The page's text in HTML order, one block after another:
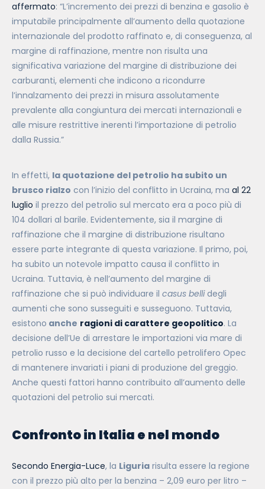
affermato: “L’incremento dei prezzi di benzina e gasolio è
imputabile principalmente all’aumento della quotazione
internazionale del prodotto raffinato e, di conseguenza, al
margine di raffinazione, mentre non risulta una
significativa variazione del margine di distribuzione dei
carburanti, elementi che indicono a ricondurre
l’innalzamento dei prezzi in misura assolutamente
prevalente alla congiuntura dei mercati internazionali e
alle misure restrittive inerenti l’importazione di petrolio
dalla Russia.”
In effetti, la quotazione del petrolio ha subito un
brusco rialzo con l’inizio del conflitto in Ucraina, ma al 22
luglio il prezzo del petrolio sul mercato era a poco più di
104 dollari al barile. Evidentemente, sia il margine di
raffinazione che il margine di distribuzione risultano
essere parte integrante di questa variazione. Il primo, poi,
ha subito un notevole impatto causa il conflitto in
Ucraina. Tuttavia, è nell’aumento del margine di
raffinazione che si può individuare il casus bellidegli
aumenti che sono susseguiti e susseguono. Tuttavia,
esistono anche ragioni di carattere geopolitico. La
decisione dell’Ue di arrestare le importazioni via mare di
petrolio russo e la decisione del cartello petrolifero Opec
di mantenere invariati i piani di produzione del greggio.
Anche questi fattori hanno contribuito all’aumento delle
quotazioni del petrolio sui mercati.
Confronto in Italia e nel mondo
Secondo Energia-Luce, la Liguria risulta essere la regione
con il prezzo più alto per la benzina – 2,09 euro per litro –